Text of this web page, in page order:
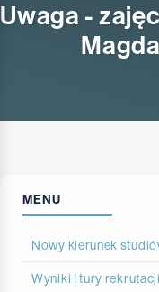
Uwaga -
MENU
Nowy kierunek
Wyniki I tury rekrutacji